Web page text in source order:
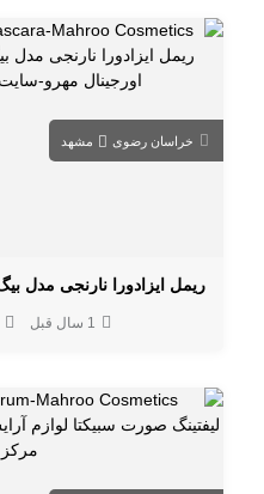
خراسان رضوی مشهد
1 سال قبل